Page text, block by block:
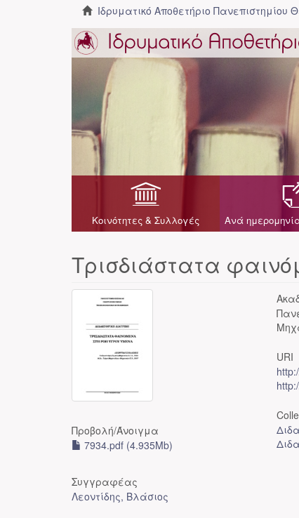
Ιδρυματικό Αποθετήριο Πανεπιστημίου
Κοινότητες & Συλλογές Ανά
Τρισδιάστατα
Προβολή/Άνοιγμα
7934.pdf (4.935Mb)
Συγγραφέας
Λεοντίδης, Βλάσιος
URI